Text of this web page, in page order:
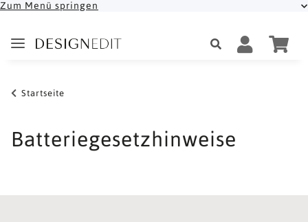
Zum Menü springen
Startseite
Batteriegesetzhinweise